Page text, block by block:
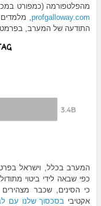
מהפלטפורמה (כמפורט
profgalloway.com
,
התודעה של המערב,
המערב בכלל, וישראל
כפי שבאה לידי ביטוי
כי הסינים, שכבר
אקטיבי בסכסוך שלנו עם